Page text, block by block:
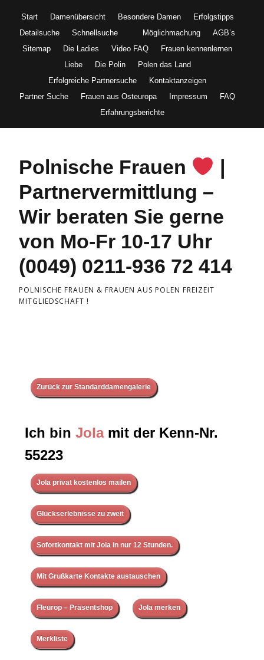
Start Damenübersicht Besondere Damen
Erfolgstipps
Detailsuche
Schnellsuche Möglichmachung
AGB’s
Sitemap
Die Ladies Video FAQ
Frauen kennenlernen
Liebe
Die Polin
Polen das Land
Erfolgreiche Partnersuche
Kontaktanzeigen
Partner Suche
Frauen aus Osteuropa Impressum
FAQ
Erfahrungsberichte
Polnische Frauen
|
Partnervermittlung –
Wir beraten Sie gerne
von Mo-Fr 10-17 Uhr
(0049) 0211-936 72 414
POLNISCHE FRAUEN & FRAUEN AUS POLEN FREIZEIT
MITGLIEDSCHAFT !
Zurück zur Standarddamengalerie
Ich bin Jolamit der Kenn-Nr.
55223
Jola privat kostenlos mailen
Glückserlebnisse zu zweit
Sofortkontakt mit Jola in nur 12 Stunden.
Mit Grußkarte Kontakte austauschen
Fleurop – Präsentshop Jola merken
Merkliste